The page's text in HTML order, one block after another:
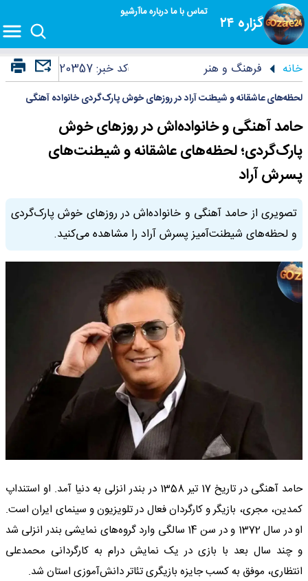
گزاره ۲۴
تماس با مادرباره ماآرشیو
خانه فرهنگ و هنر کد خبر:20357
لحظه‌های عاشقانه و شیطنت آراد در روزهای خوش پارک‌گردی خانواده آهنگی
حامد آهنگی و خانواده‌اش در روزهای خوش
پارک‌گردی؛ لحظه‌های عاشقانه و شیطنت‌های
پسرش آراد
تصویری از حامد آهنگی و خانواده‌اش در روزهای خوش پارک‌گردی
و لحظه‌های شیطنت‌آمیز پسرش آراد را مشاهده می‌کنید.
حامد آهنگی در تاریخ 17 تیر 1358 در بندر انزلی به دنیا آمد. او استنداپ
کمدین، مجری، بازیگر و کارگردان فعال در تلویزیون و سینمای ایران است.
او در سال 1372 و در سن 14 سالگی وارد گروه‌های نمایشی بندر انزلی شد
و چند سال بعد با بازی در یک نمایش درام به کارگردانی محمدعلی
انتظاری، موفق به کسب جایزه بازیگری تئاتر دانش‌آموزی استان شد.